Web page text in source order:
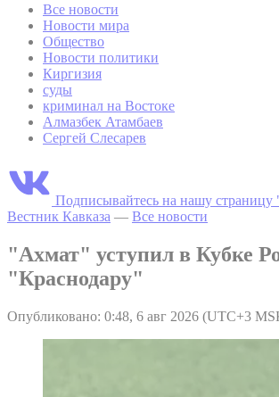
Все новости
Новости мира
Общество
Новости политики
Киргизия
суды
криминал на Востоке
Алмазбек Атамбаев
Сергей Слесарев
Подписывайтесь на нашу страницу
Вестник Кавказа — Все новости
"Ахмат" уступил в Кубке
"Краснодару"
Опубликовано: 0:48, 6 авг 2026 (UTC+3